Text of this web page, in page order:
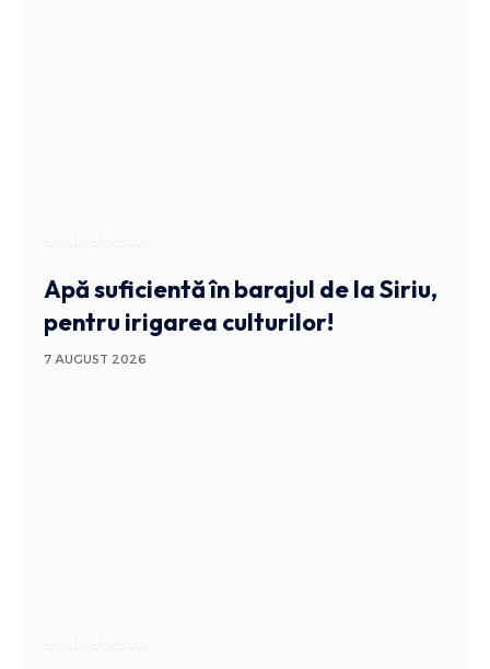
Apă suficientă în barajul de la Siriu,
pentru irigarea culturilor!
7 AUGUST 2026